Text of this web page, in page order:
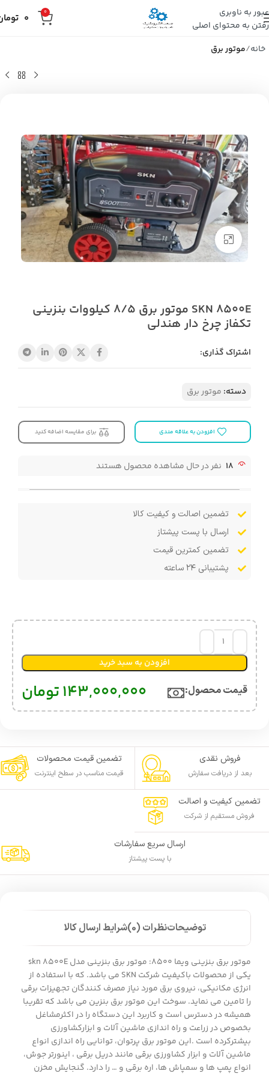
عبور به ناوبری
رفتن به محتوای اصلی
0
0
خانه موتور برق
بزرگنمایی تصویر
SKN 8500E موتور برق 8/5 کیلووات بنزینی
تکفاز چرخ دار هندلی
اشتراک گذاری:
دسته: موتور برق
افزودن به علاقه مندی برای مقایسه اضافه کنید
18 نفر در حال مشاهده محصول هستند
تضمین اصالت و کیفیت کالا
ارسال با پست پیشتاز
تضمین کمترین قیمت
پشتیبانی ۲۴ ساعته
افزودن به سبد خرید
قیمت محصول:​ 143,000,000تومان
فروش نقدی
بعد از دریافت سفارش
تضمین قیمت محصولات
قیمت مناسب در سطح اینترنت
تضمین کیفیت و اصالت
فروش مستقیم از شرکت
ارسال سریع سفارشات
با پست پیشتاز
توضیحاتنظرات (0) شرایط ارسال کالا
موتور برق بنزینی ویما 8500: موتور برق بنزینی مدل skn 8500E
یکی از محصولات باکیفیت شرکت SKN می باشد. که با استفاده از
انرژی مکانیکی، نیروی برق مورد نیاز مصرف کنندگان تجهیزات برقی
را تامین می نماید. سوخت این موتور برق بنزین می باشد که تقریبا
همیشه در دسترس است و کاربرد این دستگاه را در اکثرمشاغل
بخصوص در زراعت و راه اندازی ماشین آلات و ابزارکشاورزی
بیشترکرده است .این موتور برق پرتوان، توانایی راه اندازی انواع
ماشین آلات و ابزار کشاورزی برقی مانند دریل برقی ، اینورتر جوش،
انواع پمپ ها و سمپاش ها، اره برقی و … را دارد. گنجایش مخزن